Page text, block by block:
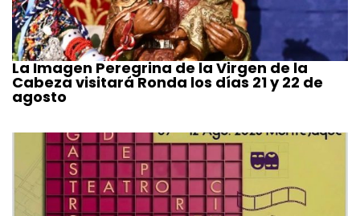
La Imagen Peregrina de la Virgen de la
Cabeza visitará Ronda los días 21 y 22 de
agosto